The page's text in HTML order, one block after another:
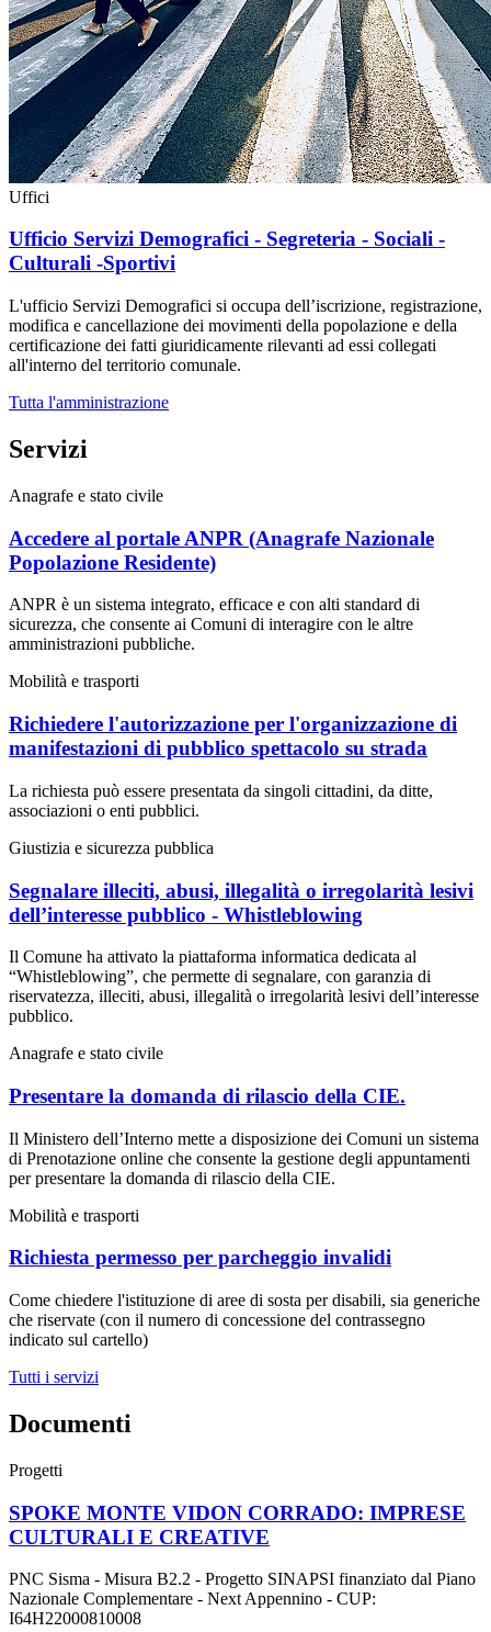
Uffici
Ufficio Servizi Demografici - Segreteria - Sociali -
Culturali -Sportivi
L'ufficio Servizi Demografici si occupa dell’iscrizione, registrazione,
modifica e cancellazione dei movimenti della popolazione e della
certificazione dei fatti giuridicamente rilevanti ad essi collegati
all'interno del territorio comunale.
Tutta l'amministrazione
Servizi
Anagrafe e stato civile
Accedere al portale ANPR (Anagrafe Nazionale
Popolazione Residente)
ANPR è un sistema integrato, efficace e con alti standard di
sicurezza, che consente ai Comuni di interagire con le altre
amministrazioni pubbliche.
Mobilità e trasporti
Richiedere l'autorizzazione per l'organizzazione di
manifestazioni di pubblico spettacolo su strada
La richiesta può essere presentata da singoli cittadini, da ditte,
associazioni o enti pubblici.
Giustizia e sicurezza pubblica
Segnalare illeciti, abusi, illegalità o irregolarità lesivi
dell’interesse pubblico - Whistleblowing
Il Comune ha attivato la piattaforma informatica dedicata al
“Whistleblowing”, che permette di segnalare, con garanzia di
riservatezza, illeciti, abusi, illegalità o irregolarità lesivi dell’interesse
pubblico.
Anagrafe e stato civile
Presentare la domanda di rilascio della CIE.
Il Ministero dell’Interno mette a disposizione dei Comuni un sistema
di Prenotazione online che consente la gestione degli appuntamenti
per presentare la domanda di rilascio della CIE.
Mobilità e trasporti
Richiesta permesso per parcheggio invalidi
Come chiedere l'istituzione di aree di sosta per disabili, sia generiche
che riservate (con il numero di concessione del contrassegno
indicato sul cartello)
Tutti i servizi
Documenti
Progetti
SPOKE MONTE VIDON CORRADO: IMPRESE
CULTURALI E CREATIVE
PNC Sisma - Misura B2.2 - Progetto SINAPSI finanziato dal Piano
Nazionale Complementare - Next Appennino - CUP:
I64H22000810008